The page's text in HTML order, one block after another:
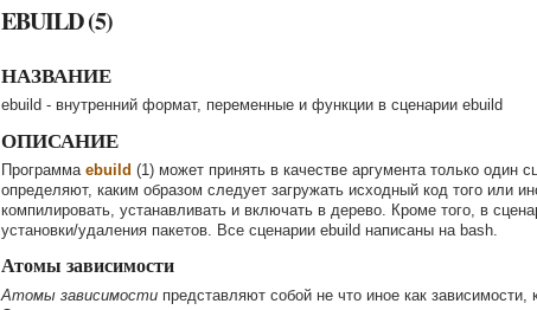
EBUILD (5)
НАЗВАНИЕ
ebuild - внутренний формат, переменные и функции в сценарии ebuild
ОПИСАНИЕ
Программа ebuild (1) может принять в качестве аргумента только
определяют, каким образом следует загружать исходный код того или
компилировать, устанавливать и включать в дерево. Кроме того, в
установки/удаления пакетов. Все сценарии ebuild написаны на bash.
Атомы зависимости
Атомы зависимости представляют собой не что иное как